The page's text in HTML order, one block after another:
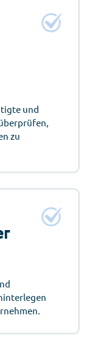
und
zu